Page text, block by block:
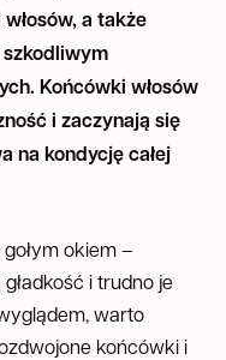
a także
Końcówki włosów
i zaczynają się
na kondycję całej
okiem –
i trudno je
warto
końcówki i